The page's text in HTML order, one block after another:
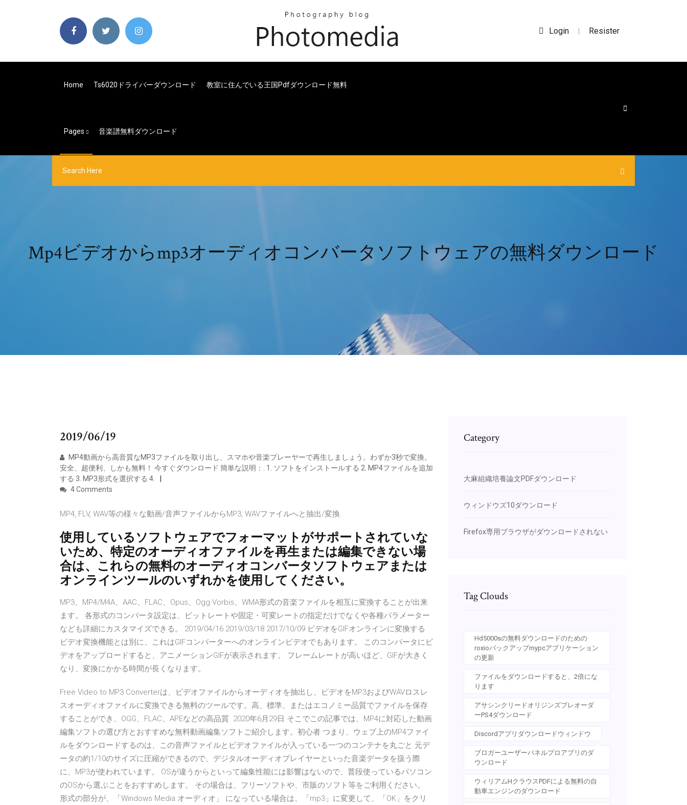
Login | Resister
Home Ts6020ドライバーダウンロード 教室に住んでいる王国pdfダウンロード無料
Pages 音楽譜無料ダウンロード
Mp4ビデオからmp3オーディオコンバータソフトウェアの無料ダウンロード
2019/06/19
MP4動画から高音質なMP3ファイルを取り出し、スマホや音楽プレーヤーで再生しましょう。わずか3秒で変換。
安全、超便利、しかも無料！ 今すぐダウンロード 簡単な説明：. 1. ソフトをインストールする 2. MP4ファイルを追加
する 3. MP3形式を選択する 4.
4 Comments
MP4, FLV, WAV等の様々な動画/音声ファイルからMP3, WAVファイルへと抽出/変換.
使用しているソフトウェアでフォーマットがサポートされていな
いため、特定のオーディオファイルを再生または編集できない場
合は、これらの無料のオーディオコンバータソフトウェアまたは
オンラインツールのいずれかを使用してください。
MP3、MP4/M4A、AAC、FLAC、Opus、Ogg Vorbis、WMA形式の音楽ファイルを相互に変換することが出来
ます。 各形式のコンバータ設定は、ビットレートや固定・可変レートの指定だけでなくや各種パラメーター
なども詳細にカスタマイズできる。 2019/04/16 2019/03/18 2017/10/09 ビデオをGIFオンラインに変換する
ビデオ変換機能とは別に、これはGIFコンバーターへのオンラインビデオでもあります。 このコンバータにビ
デオをアップロードすると、アニメーションGIFが表示されます。 フレームレートが高いほど、GIFが大きく
なり、変換にかかる時間が長くなります。
Free Video to MP3 Converterは、ビデオファイルからオーディオを抽出し、ビデオをMP3およびWAVロスレ
スオーディオファイルに変換できる無料のツールです。高、標準、またはエコノミー品質でファイルを保存
することができ、OGG、FLAC、APEなどの高品質 2020年6月29日 そこでこの記事では、MP4に対応した動画
編集ソフトの選び方とおすすめな無料動画編集ソフトご紹介します。初心者 つまり、ウェブ上のMP4ファイ
ルをダウンロードするのは、この音声ファイルとビデオファイルが入っている一つのコンテナを丸ごと 元デ
ータの約1/10のサイズに圧縮ができるので、デジタルオーディオプレイヤーといった音楽データを扱う際
に、MP3が使われています。 OSが違うからといって編集性能には影響はないので、普段使っているパソコン
のOSから選ぶことをおすすめします。 その場合は、フリーソフトや、市販のソフト等をご利用ください。
形式の部分が、「Windows Media オーディオ」 になっている場合は、「mp3」に変更して、「OK」をクリ
Category
大麻組織培養論文PDFダウンロード
ウィンドウズ10ダウンロード
Firefox専用ブラウザがダウンロードされない
Tag Clouds
Hd5000sの無料ダウンロードのための
roxioバックアップmypcアプリケーション
の更新
ファイルをダウンロードすると、2倍にな
ります
アサシンクリードオリジンズプレオーダ
ーPS4ダウンロード
Discordアプリダウンロードウィンドウ
ブロガーユーザーパネルプロアプリのダ
ウンロード
ウィリアムHクラウスPDFによる無料の自
動車エンジンのダウンロード